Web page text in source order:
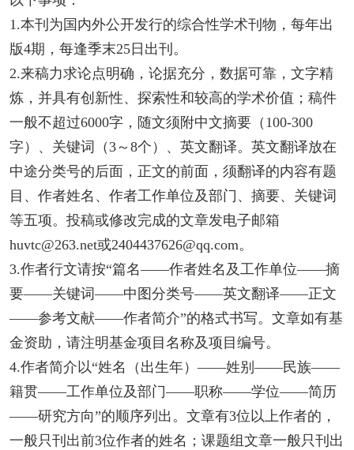
1.本刊为国内外公开发行的综合性学术刊物，每年出
版4期，每逢季末25日出刊。
2.来稿力求论点明确，论据充分，数据可靠，文字精
炼，并具有创新性、探索性和较高的学术价值；稿件
一般不超过6000字，随文须附中文摘要（100-300
字）、关键词（3～8个）、英文翻译。英文翻译放在
中途分类号的后面，正文的前面，须翻译的内容有题
目、作者姓名、作者工作单位及部门、摘要、关键词
等五项。投稿或修改完成的文章发电子邮箱
huvtc@263.net或2404437626@qq.com。
3.作者行文请按“篇名——作者姓名及工作单位——摘
要——关键词——中图分类号——英文翻译——正文
——参考文献——作者简介”的格式书写。文章如有基
金资助，请注明基金项目名称及项目编号。
4.作者简介以“姓名（出生年）——姓别——民族——
籍贯——工作单位及部门——职称——学位——简历
——研究方向”的顺序列出。文章有3位以上作者的，
一般只刊出前3位作者的姓名；课题组文章一般只刊出